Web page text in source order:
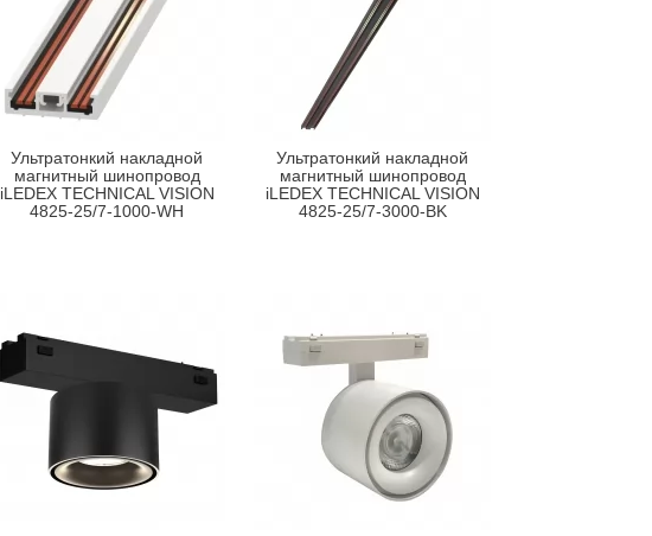
Ультратонкий накладной
магнитный шинопровод
iLEDEX TECHNICAL VISION
4825-25/7-1000-WH
Ультратонкий накладной
магнитный шинопровод
iLEDEX TECHNICAL VISION
4825-25/7-3000-BK